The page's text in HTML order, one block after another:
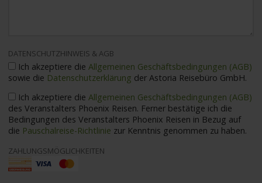
DATENSCHUTZHINWEIS & AGB
Ich akzeptiere dieAllgemeinen Geschäftsbedingungen (AGB)
sowie die Datenschutzerklärung der Astoria Reisebüro GmbH.
Ich akzeptiere dieAllgemeinen Geschäftsbedingungen (AGB)
des Veranstalters Phoenix Reisen. Ferner bestätige ich die
Bedingungen des Veranstalters Phoenix Reisen in Bezug auf
die Pauschalreise-Richtlinie zur Kenntnis genommen zu haben.
ZAHLUNGSMÖGLICHKEITEN